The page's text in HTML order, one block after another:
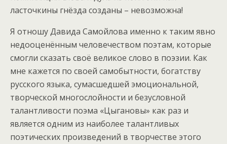
ласточкины гнёзда созданы – невозможна!
Я отношу Давида Самойлова именно к таким явно
недооценённым человечеством поэтам, которые
смогли сказать своё великое слово в поэзии. Как
мне кажется по своей самобытности, богатству
русского языка, сумасшедшей эмоциональной,
творческой многослойности и безусловной
талантливости поэма «Цыгановы» как раз и
является одним из наиболее талантливых
поэтических произведений в творчестве этого